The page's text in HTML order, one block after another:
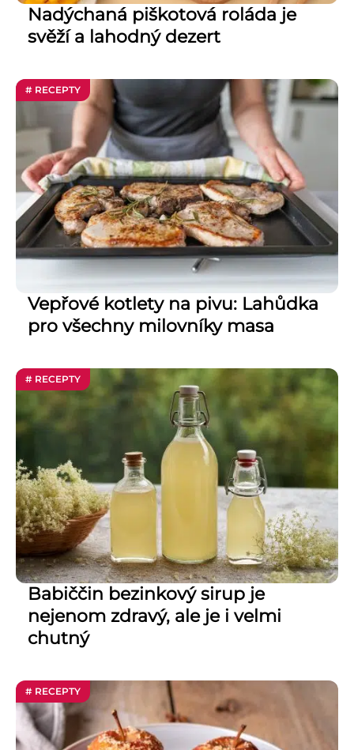
Nadýchaná piškotová roláda je
svěží a lahodný dezert
# RECEPTY
Vepřové kotlety na pivu: Lahůdka
pro všechny milovníky masa
# RECEPTY
Babiččin bezinkový sirup je
nejenom zdravý, ale je i velmi
chutný
# RECEPTY